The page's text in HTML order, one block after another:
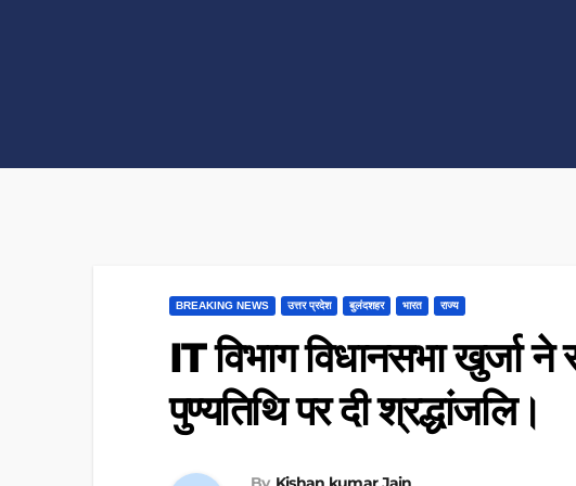
BREAKING NEWS उत्तर प्रदेश बुलंदशहर भारत राज्य
IT विभाग विधानसभा खुर्जा
पुण्यतिथि पर दी श्रद्धांजलि।